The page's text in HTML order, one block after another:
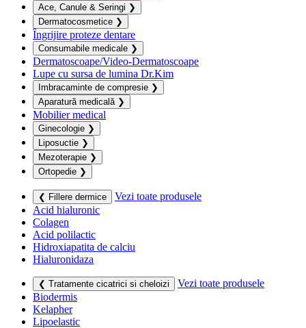
Ace, Canule & Seringi ❯
Dermatocosmetice ❯
Îngrijire proteze dentare
Consumabile medicale ❯
Dermatoscoape/Video-Dermatoscoape
Lupe cu sursa de lumina Dr.Kim
Imbracaminte de compresie ❯
Aparatură medicală ❯
Mobilier medical
Ginecologie ❯
Liposuctie ❯
Mezoterapie ❯
Ortopedie ❯
❮ Fillere dermice
Vezi toate produsele
Acid hialuronic
Colagen
Acid polilactic
Hidroxiapatita de calciu
Hialuronidaza
❮ Tratamente cicatrici si cheloizi
Vezi toate produsele
Biodermis
Kelapher
Lipoelastic